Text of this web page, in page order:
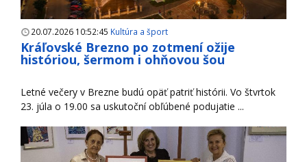
20.07.2026 10:52:45 Kultúra a šport
Kráľovské Brezno po zotmení ožije
históriou, šermom i ohňovou šou
Letné večery v Brezne budú opäť patriť histórii. Vo štvrtok
23. júla o 19.00 sa uskutoční obľúbené podujatie ...